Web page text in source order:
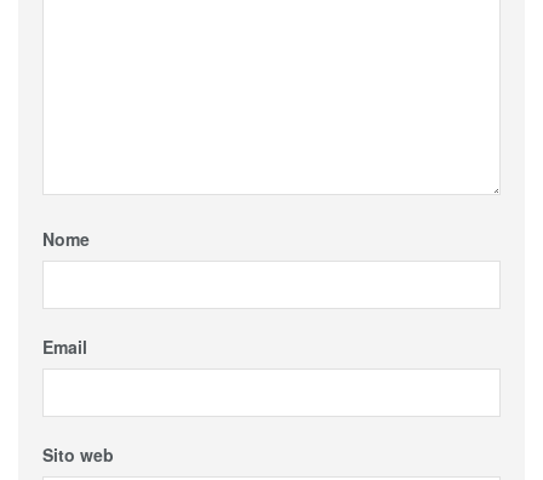
Nome
Email
Sito web